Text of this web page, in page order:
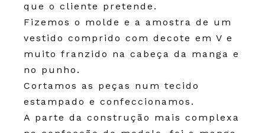
que o cliente pretende.
Fizemos o molde e a amostra de um
vestido comprido com decote em V e
muito franzido na cabeça da manga e
no punho.
Cortamos as peças num tecido
estampado e confeccionamos.
A parte da construção mais complexa